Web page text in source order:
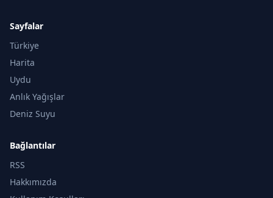
Sayfalar
Türkiye
Harita
Uydu
Anlık Yağışlar
Deniz Suyu
Bağlantılar
RSS
Hakkımızda